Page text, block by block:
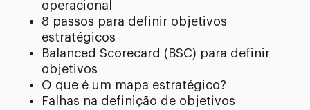
operacional
8 passos para definir objetivos
estratégicos
Balanced Scorecard (BSC) para definir
objetivos
O que é um mapa estratégico?
Falhas na definição de objetivos